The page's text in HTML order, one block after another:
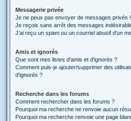
Messagerie privée
Je ne peux pas envoyer de messages privés !
Je reçois sans arrêt des messages
J’ai reçu un spam ou un courriel abusif d’un
Amis et ignorés
Que sont mes listes d’amis et d’ignorés ?
Comment puis-je ajouter/supprimer des
d’ignorés ?
Recherche dans les forums
Comment rechercher dans les forums ?
Pourquoi ma recherche ne renvoie aucun
Pourquoi ma recherche renvoie une page